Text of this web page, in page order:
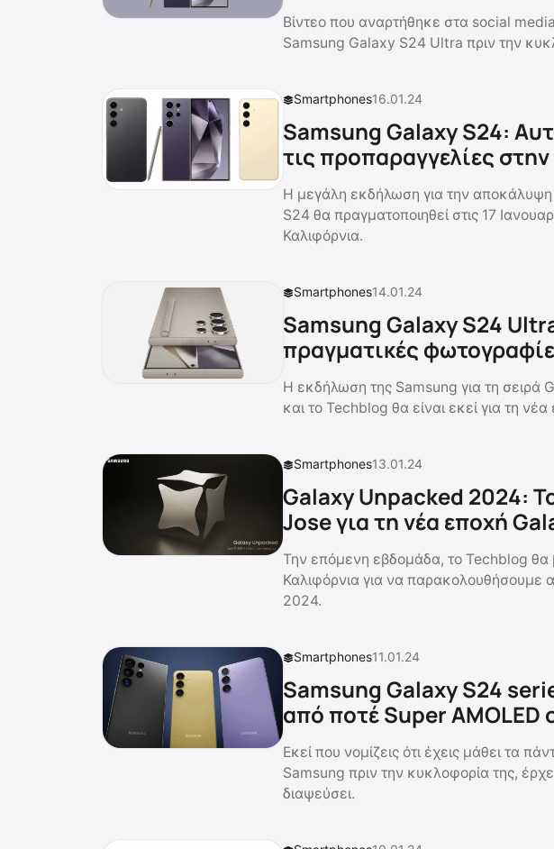
Βίντεο που αναρτήθηκε στα social
Samsung Galaxy S24 Ultra πριν την
Smartphones16.01.24
Samsung Galaxy S24:
τις προπαραγγελίες
Η μεγάλη εκδήλωση για την αποκάλυψη
S24 θα πραγματοποιηθεί στις 17
Καλιφόρνια.
Smartphones14.01.24
Samsung Galaxy S24
πραγματικές
H εκδήλωση της Samsung για τη σειρά
και το Techblog θα είναι εκεί για τη
Smartphones13.01.24
Galaxy Unpacked 2024:
Jose για τη νέα εποχή
Την επόμενη εβδομάδα, το Techblog θα
Καλιφόρνια για να παρακολουθήσουμε
2024.
Smartphones11.01.24
Samsung Galaxy S24
από ποτέ Super AMOLED
Eκεί που νομίζεις ότι έχεις μάθει τα
Samsung πριν την κυκλοφορία της,
διαψεύσει.